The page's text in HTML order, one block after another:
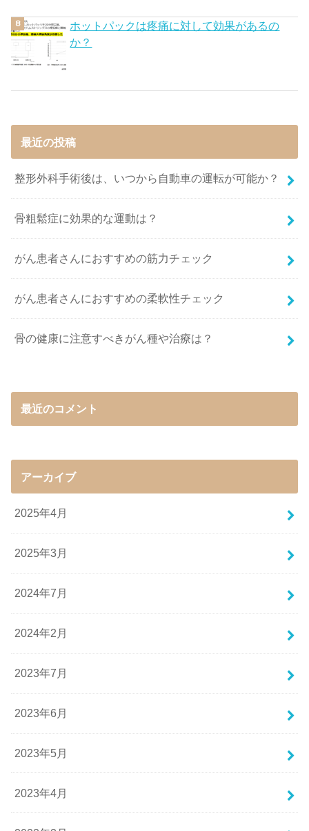
ホットパックは疼痛に対して効果があるの
か？
最近の投稿
整形外科手術後は、いつから自動車の運転が可能か？
骨粗鬆症に効果的な運動は？
がん患者さんにおすすめの筋力チェック
がん患者さんにおすすめの柔軟性チェック
骨の健康に注意すべきがん種や治療は？
最近のコメント
アーカイブ
2025年4月
2025年3月
2024年7月
2024年2月
2023年7月
2023年6月
2023年5月
2023年4月